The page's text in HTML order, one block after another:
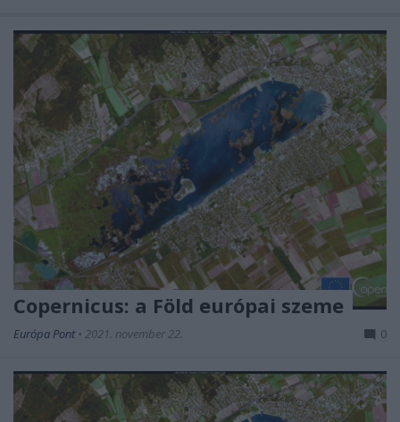
Copernicus: a Föld európai szeme
Európa Pont • 2021. november 22. 0